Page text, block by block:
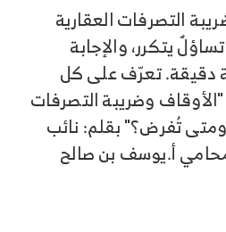
التصرفات العقارية
يتكرر، والإجابة
دقيقة. تعرّف على كل
وضريبة التصرفات
تُفرض؟" بقلم: نائب
أ.يوسف بن صالح